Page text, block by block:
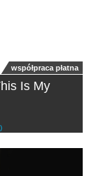
współpraca płatna
Is My